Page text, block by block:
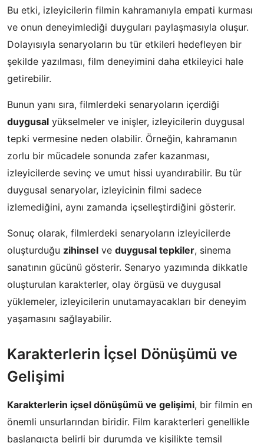
Bu etki, izleyicilerin filmin kahramanıyla empati kurması
ve onun deneyimlediği duyguları paylaşmasıyla oluşur.
Dolayısıyla senaryoların bu tür etkileri hedefleyen bir
şekilde yazılması, film deneyimini daha etkileyici hale
getirebilir.
Bunun yanı sıra, filmlerdeki senaryoların içerdiği
duygusal yükselmeler ve inişler, izleyicilerin duygusal
tepki vermesine neden olabilir. Örneğin, kahramanın
zorlu bir mücadele sonunda zafer kazanması,
izleyicilerde sevinç ve umut hissi uyandırabilir. Bu tür
duygusal senaryolar, izleyicinin filmi sadece
izlemediğini, aynı zamanda içselleştirdiğini gösterir.
Sonuç olarak, filmlerdeki senaryoların izleyicilerde
oluşturduğu zihinsel ve duygusal tepkiler, sinema
sanatının gücünü gösterir. Senaryo yazımında dikkatle
oluşturulan karakterler, olay örgüsü ve duygusal
yüklemeler, izleyicilerin unutamayacakları bir deneyim
yaşamasını sağlayabilir.
Karakterlerin İçsel Dönüşümü ve
Gelişimi
Karakterlerin içsel dönüşümü ve gelişimi, bir filmin en
önemli unsurlarından biridir. Film karakterleri genellikle
başlangıçta belirli bir durumda ve kişilikte temsil